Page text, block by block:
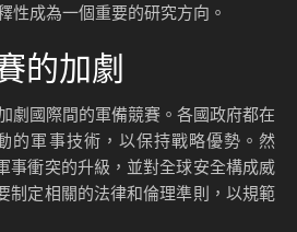
性成為一個重要的研究方向。
的加劇
劇國際間的軍備競賽。各國政府都在
的軍事技術，以保持戰略優勢。然
事衝突的升級，並對全球安全構成威
制定相關的法律和倫理準則，以規範